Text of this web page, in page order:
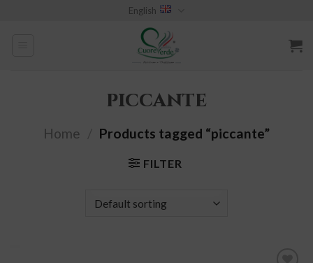
English
piccante
Home Products tagged “piccante”
FILTER